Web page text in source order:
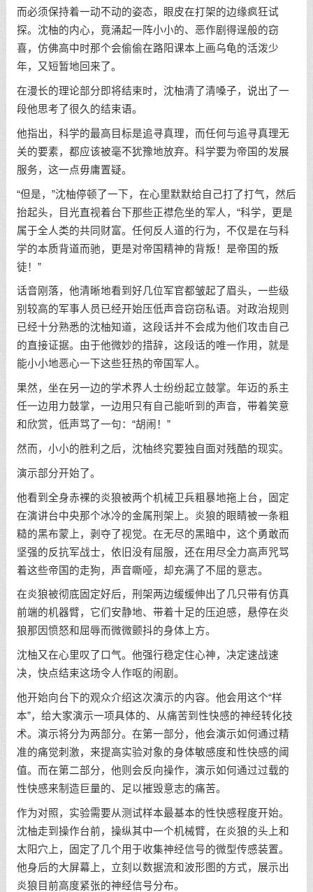
而必须保持着一动不动的姿态，眼皮在打架的边缘疯狂试
探。沈柚的内心，竟涌起一阵小小的、恶作剧得逞般的窃
喜，仿佛高中时那个会偷偷在路阳课本上画乌龟的活泼少
年，又短暂地回来了。
在漫长的理论部分即将结束时，沈柚清了清嗓子，说出了一
段他思考了很久的结束语。
他指出，科学的最高目标是追寻真理，而任何与追寻真理无
关的要素，都应该被毫不犹豫地放弃。科学要为帝国的发展
服务，这一点毋庸置疑。
“但是，”沈柚停顿了一下，在心里默默给自己打了打气，然后
抬起头，目光直视着台下那些正襟危坐的军人，“科学，更是
属于全人类的共同财富。任何反人道的行为，不仅是在与科
学的本质背道而驰，更是对帝国精神的背叛！是帝国的叛
徒！”
话音刚落，他清晰地看到好几位军官都皱起了眉头，一些级
别较高的军事人员已经开始压低声音窃窃私语。对政治规则
已经十分熟悉的沈柚知道，这段话并不会成为他们攻击自己
的直接证据。由于他微妙的措辞，这段话的唯一作用，就是
能小小地恶心一下这些狂热的帝国军人。
果然，坐在另一边的学术界人士纷纷起立鼓掌。年迈的系主
任一边用力鼓掌，一边用只有自己能听到的声音，带着笑意
和欣赏，低声骂了一句：“胡闹！”
然而，小小的胜利之后，沈柚终究要独自面对残酷的现实。
演示部分开始了。
他看到全身赤裸的炎狼被两个机械卫兵粗暴地拖上台，固定
在演讲台中央那个冰冷的金属刑架上。炎狼的眼睛被一条粗
糙的黑布蒙上，剥夺了视觉。在无尽的黑暗中，这个勇敢而
坚强的反抗军战士，依旧没有屈服，还在用尽全力高声咒骂
着这些帝国的走狗，声音嘶哑，却充满了不屈的意志。
在炎狼被彻底固定好后，刑架两边缓缓伸出了几只带有仿真
前端的机器臂，它们安静地、带着十足的压迫感，悬停在炎
狼那因愤怒和屈辱而微微颤抖的身体上方。
沈柚又在心里叹了口气。他强行稳定住心神，决定速战速
决，快点结束这场令人作呕的闹剧。
他开始向台下的观众介绍这次演示的内容。他会用这个“样
本”，给大家演示一项具体的、从痛苦到性快感的神经转化技
术。演示将分为两部分。在第一部分，他会演示如何通过精
准的痛觉刺激，来提高实验对象的身体敏感度和性快感的阈
值。而在第二部分，他则会反向操作，演示如何通过过载的
性快感来制造巨量的、足以摧毁意志的痛苦。
作为对照，实验需要从测试样本最基本的性快感程度开始。
沈柚走到操作台前，操纵其中一个机械臂，在炎狼的头上和
太阳穴上，固定了几个用于收集神经信号的微型传感装置。
他身后的大屏幕上，立刻以数据流和波形图的方式，展示出
炎狼目前高度紧张的神经信号分布。